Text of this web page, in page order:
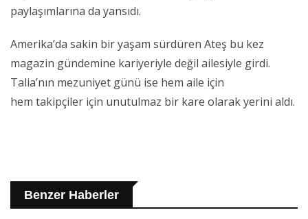
paylaşımlarına da yansıdı.
Amerika’da sakin bir yaşam sürdüren Ateş bu kez
magazin gündemine kariyeriyle değil ailesiyle girdi.
Talia’nın mezuniyet günü ise hem aile için
hem takipçiler için unutulmaz bir kare olarak yerini aldı.
Benzer Haberler